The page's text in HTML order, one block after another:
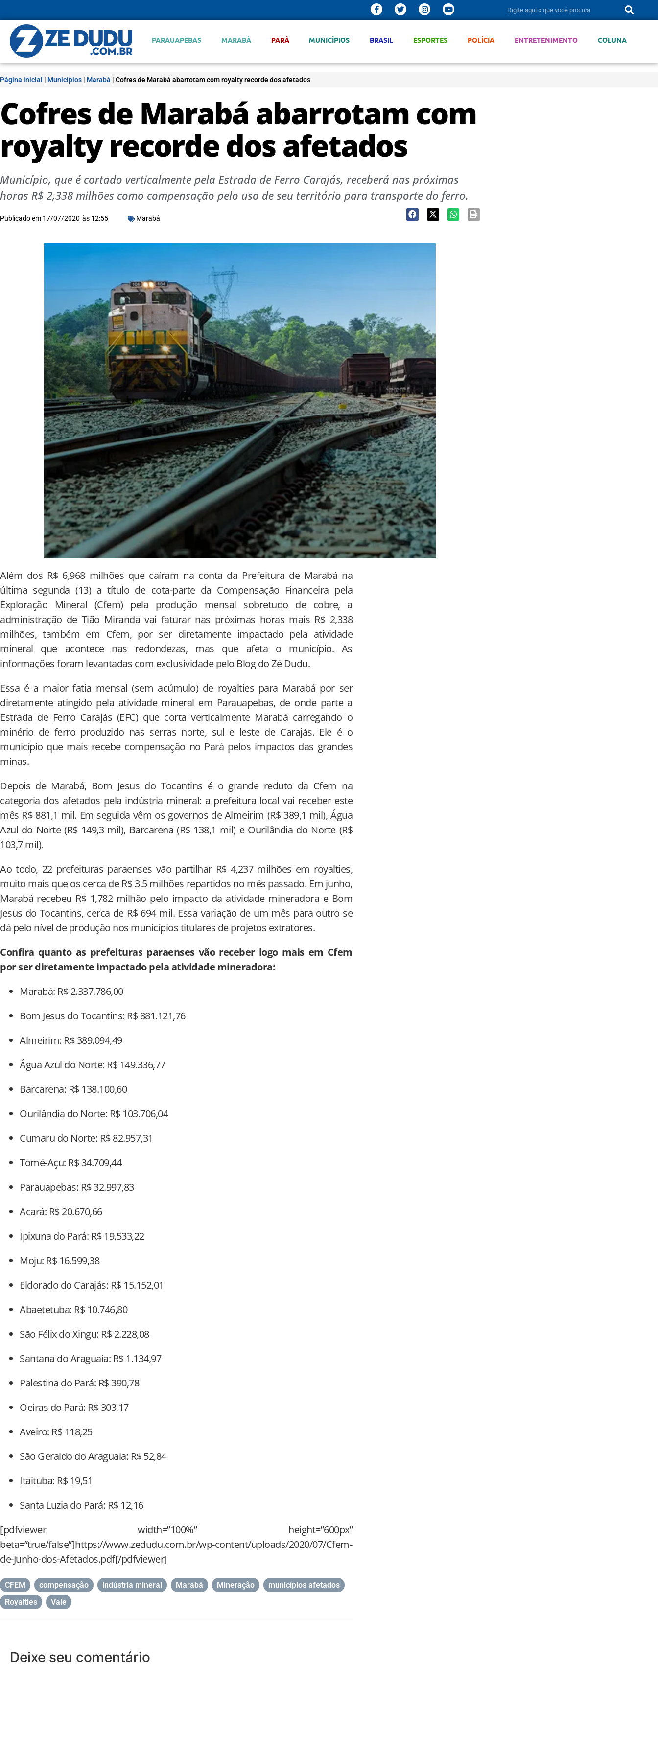
PARAUAPEBAS MARABÁ PARÁ MUNICÍPIOS BRASIL ESPORTES POLÍCIA ENTRETENIMENTO COLUNA
Página inicial | Municípios | Marabá | Cofres de Marabá abarrotam com royalty recorde dos afetados
Cofres de Marabá abarrotam com
royalty recorde dos afetados
Município, que é cortado verticalmente pela Estrada de Ferro Carajás, receberá nas próximas
horas R$ 2,338 milhões como compensação pelo uso de seu território para transporte do ferro.
Publicado em 17/07/2020 às 12:55 Marabá
Além dos R$ 6,968 milhões que caíram na conta da Prefeitura de Marabá na
última segunda (13) a título de cota-parte da Compensação Financeira pela
Exploração Mineral (Cfem) pela produção mensal sobretudo de cobre, a
administração de Tião Miranda vai faturar nas próximas horas mais R$ 2,338
milhões, também em Cfem, por ser diretamente impactado pela atividade
mineral que acontece nas redondezas, mas que afeta o município. As
informações foram levantadas com exclusividade pelo Blog do Zé Dudu.
Essa é a maior fatia mensal (sem acúmulo) de royalties para Marabá por ser
diretamente atingido pela atividade mineral em Parauapebas, de onde parte a
Estrada de Ferro Carajás (EFC) que corta verticalmente Marabá carregando o
minério de ferro produzido nas serras norte, sul e leste de Carajás. Ele é o
município que mais recebe compensação no Pará pelos impactos das grandes
minas.
Depois de Marabá, Bom Jesus do Tocantins é o grande reduto da Cfem na
categoria dos afetados pela indústria mineral: a prefeitura local vai receber este
mês R$ 881,1 mil. Em seguida vêm os governos de Almeirim (R$ 389,1 mil), Água
Azul do Norte (R$ 149,3 mil), Barcarena (R$ 138,1 mil) e Ourilândia do Norte (R$
103,7 mil).
Ao todo, 22 prefeituras paraenses vão partilhar R$ 4,237 milhões em royalties,
muito mais que os cerca de R$ 3,5 milhões repartidos no mês passado. Em junho,
Marabá recebeu R$ 1,782 milhão pelo impacto da atividade mineradora e Bom
Jesus do Tocantins, cerca de R$ 694 mil. Essa variação de um mês para outro se
dá pelo nível de produção nos municípios titulares de projetos extratores.
Confira quanto as prefeituras paraenses vão receber logo mais em Cfem
por ser diretamente impactado pela atividade mineradora:
Marabá: R$ 2.337.786,00
Bom Jesus do Tocantins: R$ 881.121,76
Almeirim: R$ 389.094,49
Água Azul do Norte: R$ 149.336,77
Barcarena: R$ 138.100,60
Ourilândia do Norte: R$ 103.706,04
Cumaru do Norte: R$ 82.957,31
Tomé-Açu: R$ 34.709,44
Parauapebas: R$ 32.997,83
Acará: R$ 20.670,66
Ipixuna do Pará: R$ 19.533,22
Moju: R$ 16.599,38
Eldorado do Carajás: R$ 15.152,01
Abaetetuba: R$ 10.746,80
São Félix do Xingu: R$ 2.228,08
Santana do Araguaia: R$ 1.134,97
Palestina do Pará: R$ 390,78
Oeiras do Pará: R$ 303,17
Aveiro: R$ 118,25
São Geraldo do Araguaia: R$ 52,84
Itaituba: R$ 19,51
Santa Luzia do Pará: R$ 12,16
[pdfviewer width=”100%” height=”600px”
beta=”true/false”]https://www.zedudu.com.br/wp-content/uploads/2020/07/Cfem-
de-Junho-dos-Afetados.pdf[/pdfviewer]
CFEM compensação indústria mineral Marabá Mineração municípios afetados
Royalties
Vale
Deixe seu comentário